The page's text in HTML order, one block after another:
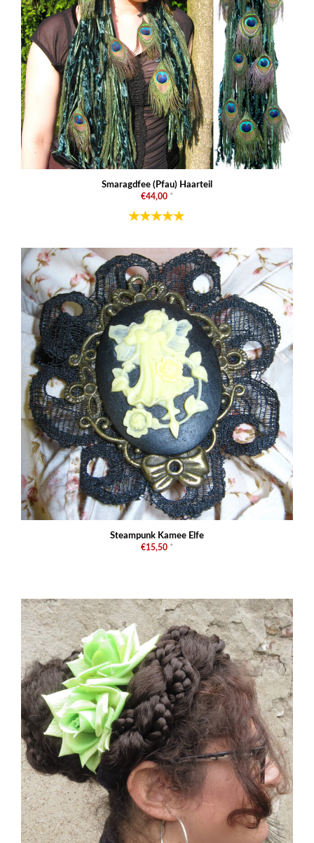
Smaragdfee (Pfau) Haarteil
€44,00 *
Steampunk Kamee Elfe
€15,50 *